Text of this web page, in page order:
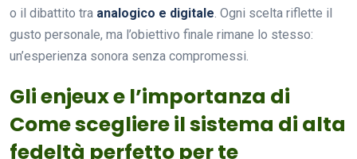
o il dibattito tra analogico e digitale. Ogni scelta riflette il
gusto personale, ma l’obiettivo finale rimane lo stesso:
un’esperienza sonora senza compromessi.
Gli enjeux e l’importanza di
Come scegliere il sistema di alta
fedeltà perfetto per te